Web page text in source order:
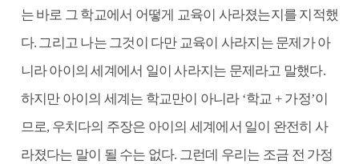
는 바로 그 학교에서 어떻게 교육이 사라졌는지를 지적했
다. 그리고 나는 그것이 다만 교육이 사라지는 문제가 아
니라 아이의 세계에서 일이 사라지는 문제라고 말했다.
하지만 아이의 세계는 학교만이 아니라 ‘학교 + 가정’이
므로, 우치다의 주장은 아이의 세계에서 일이 완전히 사
라졌다는 말이 될 수는 없다. 그런데 우리는 조금 전 가정